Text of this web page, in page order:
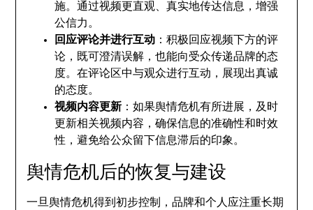
施。通过视频更直观、真实地传达信息，增强
公信力。
回应评论并进行互动 ：积极回应视频下方的评
论，既可澄清误解，也能向受众传递品牌的态
度。在评论区中与观众进行互动，展现出真诚
的态度。
视频内容更新 ：如果舆情危机有所进展，及时
更新相关视频内容，确保信息的准确性和时效
性，避免给公众留下信息滞后的印象。
舆情危机后的恢复与建设
一旦舆情危机得到初步控制，品牌和个人应注重长期